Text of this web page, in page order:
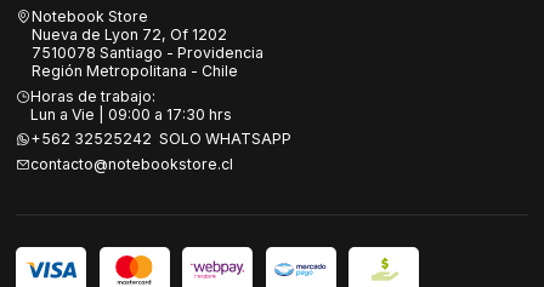
Notebook Store
Nueva de Lyon 72, Of 1202
7510078 Santiago - Providencia
Región Metropolitana - Chile
Horas de trabajo:
Lun a Vie | 09:00 a 17:30 hrs
+562 32525242 SOLO WHATSAPP
contacto@notebookstore.cl